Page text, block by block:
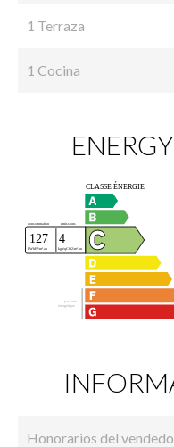
1 Terraza
1 Cocina
Honorarios del